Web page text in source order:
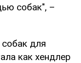
собак", –
для
как хендлер